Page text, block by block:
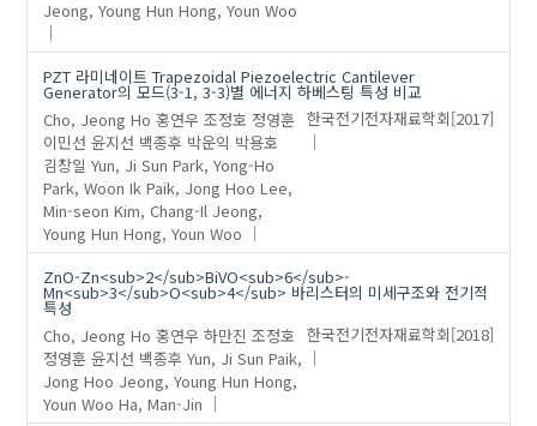
Jeong, Young Hun Hong, Youn Woo
PZT 라미네이트 Trapezoidal Piezoelectric Cantilever
Generator의 모드(3-1, 3-3)별 에너지 하베스팅 특성 비교
Cho, Jeong Ho 홍연우 조정호 정영훈
이민선 윤지선 백종후 박운익 박용호
김창일 Yun, Ji Sun Park, Yong-Ho
Park, Woon Ik Paik, Jong Hoo Lee,
Min-seon Kim, Chang-Il Jeong,
Young Hun Hong, Youn Woo
한국전기전자재료학회[2017]
ZnO-Zn<sub>2</sub>BiVO<sub>6</sub>-
Mn<sub>3</sub>O<sub>4</sub> 바리스터의 미세구조와 전기적
특성
Cho, Jeong Ho 홍연우 하만진 조정호
정영훈 윤지선 백종후 Yun, Ji Sun Paik,
Jong Hoo Jeong, Young Hun Hong,
Youn Woo Ha, Man-Jin
한국전기전자재료학회[2018]